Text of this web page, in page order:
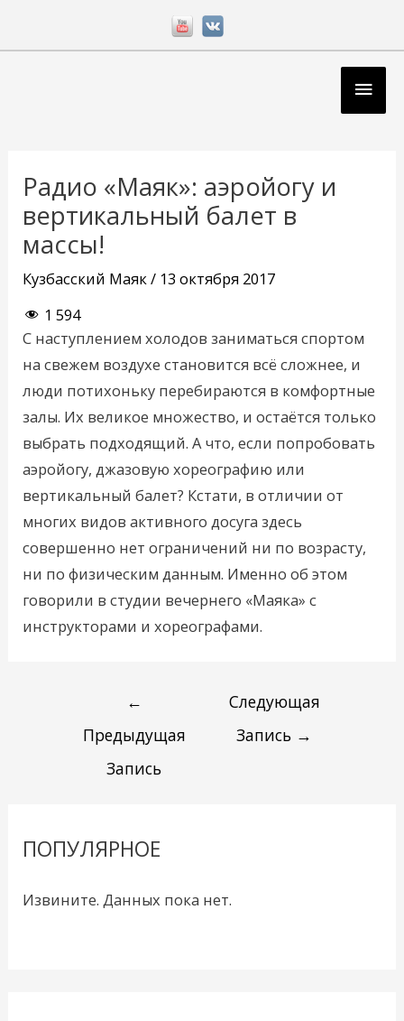
Радио «Маяк»: аэройогу и
вертикальный балет в
массы!
Кузбасский Маяк/ 13 октября 2017
1 594
С наступлением холодов заниматься спортом
на свежем воздухе становится всё сложнее, и
люди потихоньку перебираются в комфортные
залы. Их великое множество, и остаётся только
выбрать подходящий. А что, если попробовать
аэройогу, джазовую хореографию или
вертикальный балет? Кстати, в отличии от
многих видов активного досуга здесь
совершенно нет ограничений ни по возрасту,
ни по физическим данным. Именно об этом
говорили в студии вечернего «Маяка» с
инструкторами и хореографами.
записям
←
Предыдущая
Запись
Следующая
Запись →
ПОПУЛЯРНОЕ
Извините. Данных пока нет.